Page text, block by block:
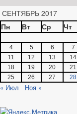
СЕНТЯБРЬ 2017
Пн
Вт Ср Чт
4
5 6 7
11
12 13 14
18
19 20 21
25
26 27 28
« Июл Ноя »